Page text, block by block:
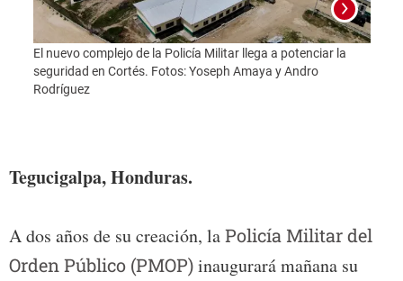
El nuevo complejo de la Policía Militar llega a potenciar la
seguridad en Cortés. Fotos: Yoseph Amaya y Andro
Rodríguez
Tegucigalpa, Honduras.
A dos años de su creación, laPolicía Militar del
Orden Público (PMOP)inaugurará mañana su